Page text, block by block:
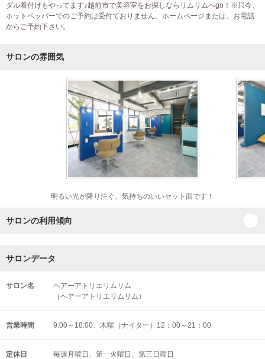
ダル着付けもやってます♪越前市で美容室をお探しならリムリムへgo！※只今、
ホットペッパーでのご予約は受付ておりません。ホームページまたは、お電話
からご予約下さい。
サロンの雰囲気
明るい光が降り注ぐ、気持ちのいいセット面です！
サロンの利用傾向
サロンデータ
サロン名
ヘアーアトリエリムリム
（ヘアーアトリエリムリム）
営業時間 9:00～18:00、木曜（ナイター）12：00～21：00
定休日 毎週月曜日、第一火曜日、第三日曜日